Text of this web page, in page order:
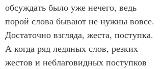
обсуждать было уже нечего, ведь
порой слова бывают не нужны вовсе.
Достаточно взгляда, жеста, поступка.
А когда ряд ледяных слов, резких
жестов и неблаговидных поступков